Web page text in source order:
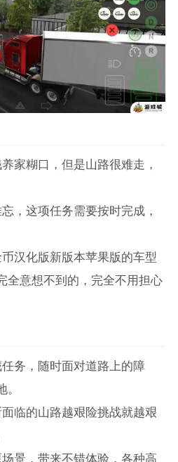
家糊口，但是山路很难走，
，这项任务需要按时完成，
汉化版新版本苹果版的车型
全意想不到的，完全不用担心
务，随时面对道路上的障
临的山路越艰险挑战就越艰
景，带来不错体验，各种高